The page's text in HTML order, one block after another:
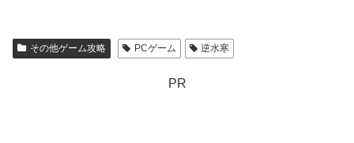
その他ゲーム攻略 PCゲーム 逆水寒
PR